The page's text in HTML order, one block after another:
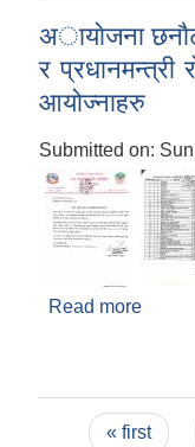
अायाेजना छनाैट
र प्रधानमन्त्री
आयोज्नाहरु
Submitted on:
Read more
Pages« first